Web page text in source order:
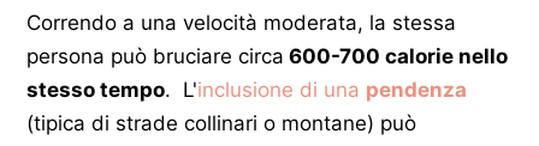
Correndo a una velocità moderata, la stessa
persona può bruciare circa 600-700 calorie nello
stesso tempo. L'inclusione di una pendenza
(tipica di strade collinari o montane) può